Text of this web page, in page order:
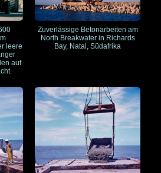
leere
auf
Zuverlässige Betonarbeiten am
North Breakwater in Richards
Bay, Natal, Südafrika